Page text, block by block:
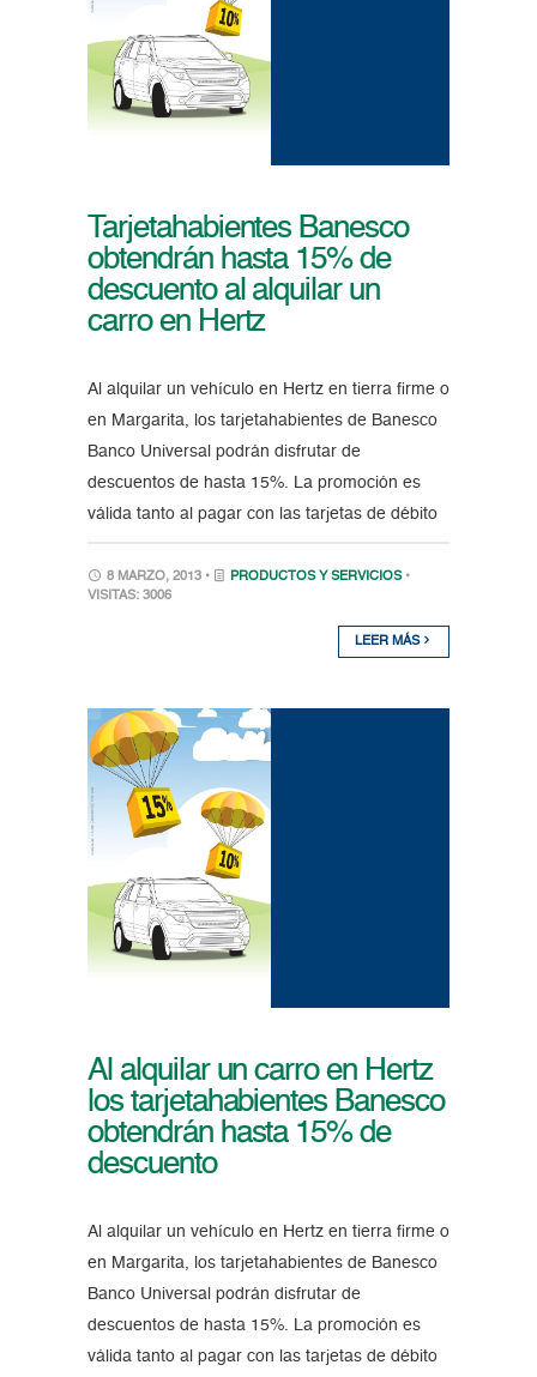
Tarjetahabientes Banesco
obtendrán hasta 15% de
descuento al alquilar un
carro en Hertz
Al alquilar un vehículo en Hertz en tierra firme o
en Margarita, los tarjetahabientes de Banesco
Banco Universal podrán disfrutar de
descuentos de hasta 15%. La promoción es
válida tanto al pagar con las tarjetas de débito
8 MARZO, 2013 • PRODUCTOS Y SERVICIOS •
VISITAS: 3006
LEER MÁS
Al alquilar un carro en Hertz
los tarjetahabientes Banesco
obtendrán hasta 15% de
descuento
Al alquilar un vehículo en Hertz en tierra firme o
en Margarita, los tarjetahabientes de Banesco
Banco Universal podrán disfrutar de
descuentos de hasta 15%. La promoción es
válida tanto al pagar con las tarjetas de débito